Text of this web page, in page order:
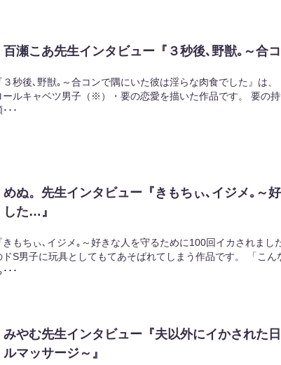
百瀬こあ先生インタビュー『３秒後､野獣｡～合
３秒後､野獣｡～合コンで隅にいた彼は淫らな肉食でした』は
ールキャベツ男子（※）・要の恋愛を描いた作品です。 要の
･･
めぬ。先生インタビュー『きもちぃ､イジメ｡～
した…』
きもちぃ､イジメ｡～好きな人を守るために100回イカされま
ドS男子に玩具としてもてあそばれてしまう作品です。 「こ
･･
みやむ先生インタビュー『夫以外にイかされた
ルマッサージ～』